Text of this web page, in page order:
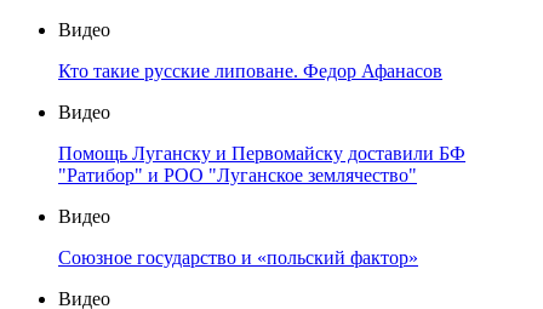
Видео
Кто такие русские липоване. Федор Афанасов
Видео
Помощь Луганску и Первомайску доставили БФ
"Ратибор" и РОО "Луганское землячество"
Видео
Союзное государство и «польский фактор»
Видео